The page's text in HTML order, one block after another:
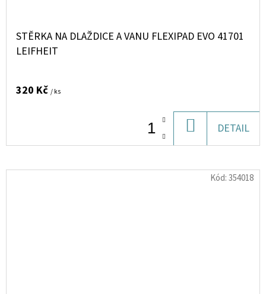
STĚRKA NA DLAŽDICE A VANU FLEXIPAD EVO 41701
LEIFHEIT
320 Kč / ks
KOŠÍKU
DETAIL
Kód:354018